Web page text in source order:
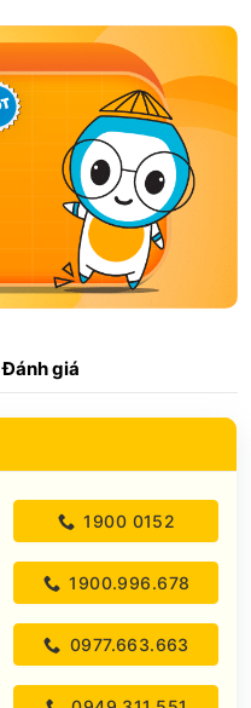
Đánh giá
1900 0152
1900.996.678
0977.663.663